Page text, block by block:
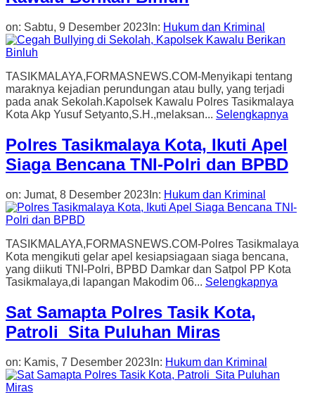
on: Sabtu, 9 Desember 2023 In: Hukum dan Kriminal
TASIKMALAYA,FORMASNEWS.COM-Menyikapi tentang
maraknya kejadian perundungan atau bully, yang terjadi
pada anak Sekolah.Kapolsek Kawalu Polres Tasikmalaya
Kota Akp Yusuf Setyanto,S.H.,melaksan... Selengkapnya
Polres Tasikmalaya Kota, Ikuti Apel
Siaga Bencana TNI-Polri dan BPBD
on: Jumat, 8 Desember 2023 In: Hukum dan Kriminal
TASIKMALAYA,FORMASNEWS.COM-Polres Tasikmalaya
Kota mengikuti gelar apel kesiapsiagaan siaga bencana,
yang diikuti TNI-Polri, BPBD Damkar dan Satpol PP Kota
Tasikmalaya,di lapangan Makodim 06... Selengkapnya
Sat Samapta Polres Tasik Kota,
Patroli Sita Puluhan Miras
on: Kamis, 7 Desember 2023 In: Hukum dan Kriminal